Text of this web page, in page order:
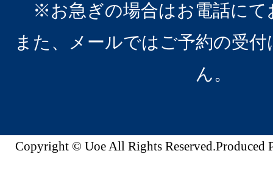
※お急ぎの場合はお電話にて
また、メールではご予約の受
ん。
Copyright © Uoe All Rights Reserved.Produced